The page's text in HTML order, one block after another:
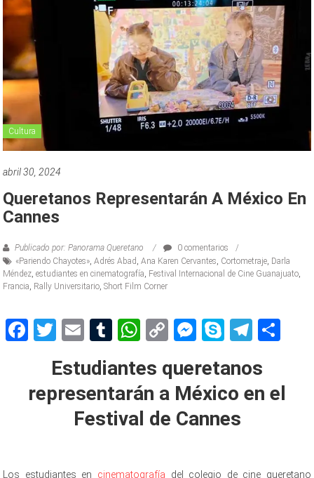
Cultura
abril 30, 2024
Queretanos Representarán A México En
Cannes
Publicado por: Panorama Queretano
0 comentarios
«Pariendo Chayotes» ,Adrés Abad ,Ana Karen Cervantes Cortometraje Darla
Méndez ,estudiantes en cinematografía Festival Internacional de Cine Guanajuato
Francia Rally Universitario ,Short Film Corner
Facebook
Twitter
EmailTumblr
WhatsApp
CopyMessenger
Skype
Estudiantes queretanos
representarán a México en el
Festival de Cannes
Los estudiantes en cinematografía del colegio de cine queretano